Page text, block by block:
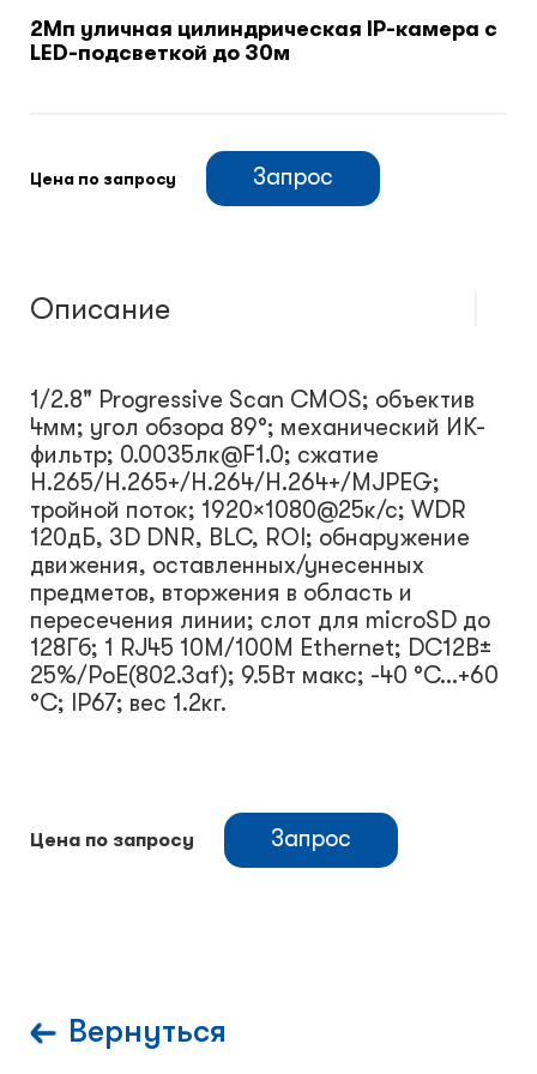
Климатический шкафы
2Мп уличная цилиндрическая IP-камера с
LED-подсветкой до 30м
Цена по запросу Запрос
Описание
1/2.8" Progressive Scan CMOS; объектив
4мм; угол обзора 89°; механический ИК-
фильтр; 0.0035лк@F1.0; сжатие
H.265/H.265+/H.264/H.264+/MJPEG;
тройной поток; 1920×1080@25к/с; WDR
120дБ, 3D DNR, BLC, ROI; обнаружение
движения, оставленных/унесенных
предметов, вторжения в область и
пересечения линии; слот для microSD до
128Гб; 1 RJ45 10M/100M Ethernet; DC12В±
25%/PoE(802.3af); 9.5Вт макс; -40 °C...+60
°C; IP67; вес 1.2кг.
Цена по запросу Запрос
Вернуться